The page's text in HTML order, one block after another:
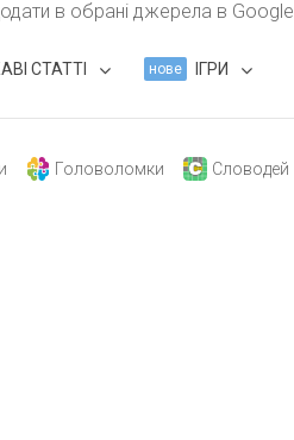
в обрані джерела в Google
СТАТТІ нове ІГРИ
Головоломки Словодей